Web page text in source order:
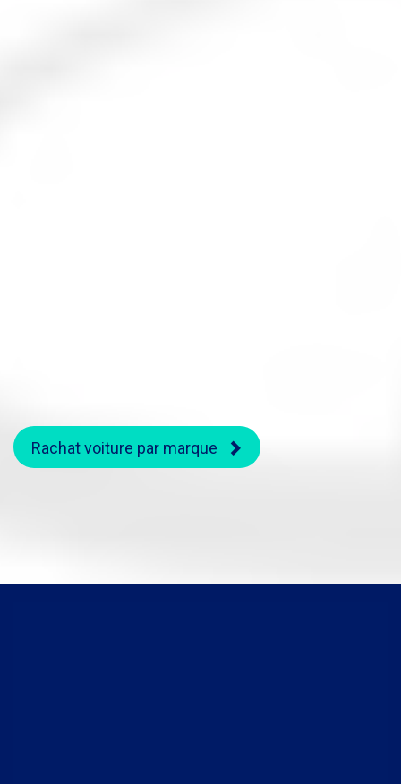
Rachat voiture par marque